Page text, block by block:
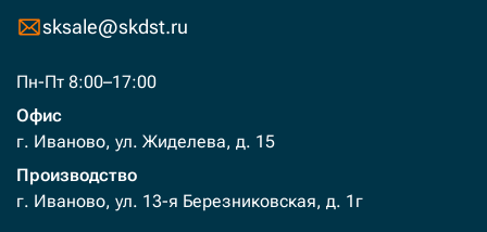
sksale@skdst.ru
Пн-Пт 8:00–17:00
Офис
г. Иваново, ул. Жиделева, д. 15
Производство
г. Иваново, ул. 13-я Березниковская, д. 1г